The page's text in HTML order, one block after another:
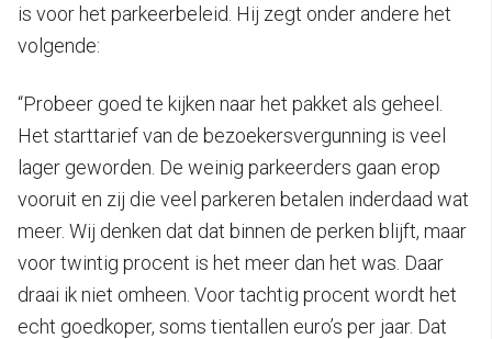
is voor het parkeerbeleid. Hij zegt onder andere het
volgende:
“Probeer goed te kijken naar het pakket als geheel.
Het starttarief van de bezoekersvergunning is veel
lager geworden. De weinig parkeerders gaan erop
vooruit en zij die veel parkeren betalen inderdaad wat
meer. Wij denken dat dat binnen de perken blijft, maar
voor twintig procent is het meer dan het was. Daar
draai ik niet omheen. Voor tachtig procent wordt het
echt goedkoper, soms tientallen euro’s per jaar. Dat